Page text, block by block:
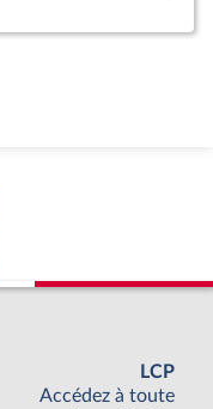
LCP
Accédez à toute